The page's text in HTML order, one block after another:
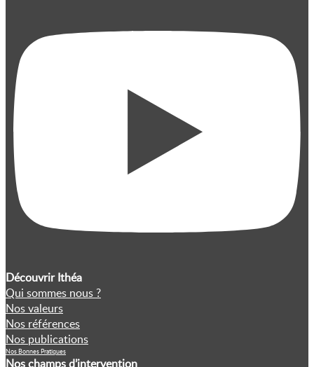
Découvrir Ithéa
Qui sommes nous ?
Nos valeurs
Nos références
Nos publications
Nos Bonnes Pratiques
Nos champs d’intervention